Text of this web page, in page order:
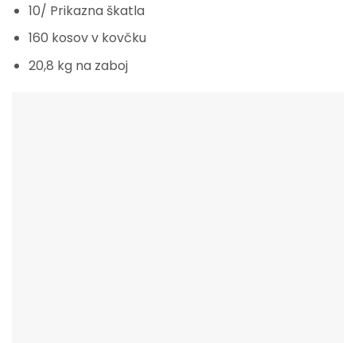
10/ Prikazna škatla
160 kosov v kovčku
20,8 kg na zaboj